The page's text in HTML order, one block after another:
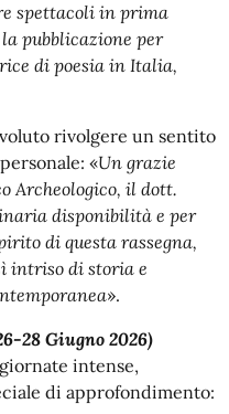
spettacoli in prima
pubblicazione per
di poesia in Italia,
rivolgere un sentito
«Un grazie
Archeologico, il dott.
disponibilità e per
di questa rassegna,
intriso di storia e
».
28 Giugno 2026)
intense,
di approfondimento: